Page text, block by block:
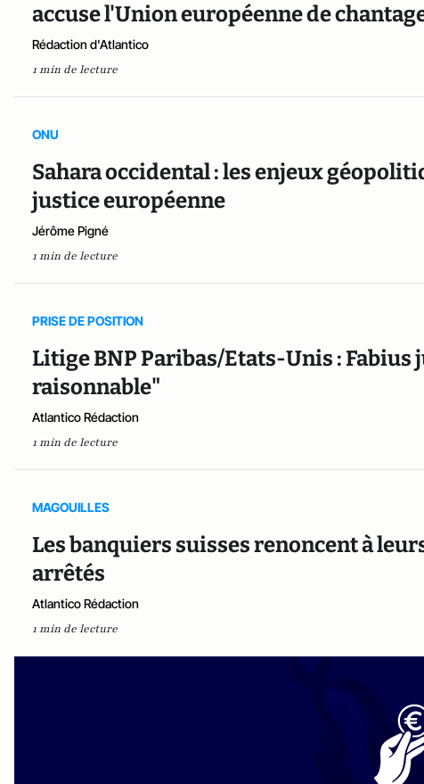
accuse l'Union européenne de
Rédaction d'Atlantico
1 min de lecture
ONU
Sahara occidental : les enjeux
justice européenne
Jérôme Pigné
1 min de lecture
PRISE DE POSITION
Litige BNP Paribas/Etats-Unis : Fabius
raisonnable"
Atlantico Rédaction
1 min de lecture
MAGOUILLES
Les banquiers suisses renoncent à
arrêtés
Atlantico Rédaction
1 min de lecture